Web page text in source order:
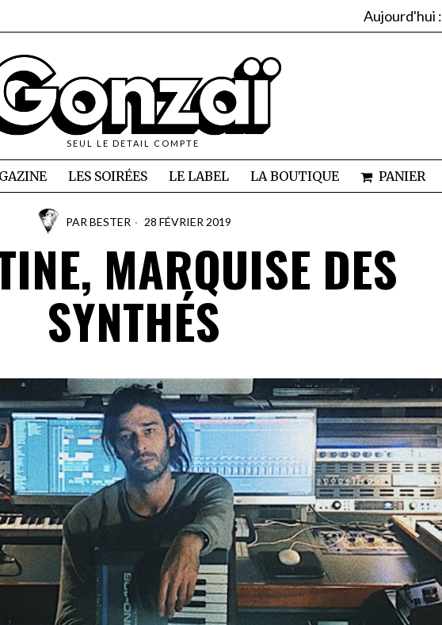
Aujourd'hui :
SEUL LE DETAIL COMPTE
LES SOIRÉES LE LABEL LA BOUTIQUE PANIER
PAR BESTER 28 FÉVRIER 2019
MARQUISE DES
SYNTHÉS